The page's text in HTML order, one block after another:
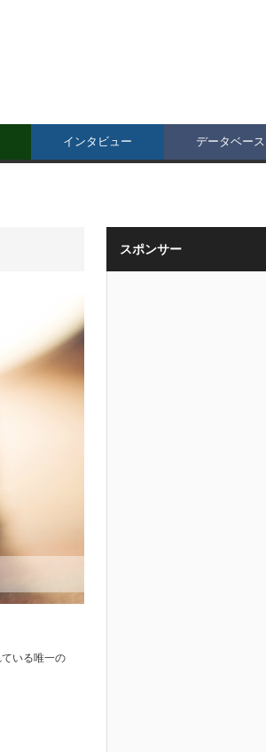
インタビュー データベース
いる唯一の
スポンサー